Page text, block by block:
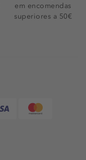
em encomendas
superiores a 50€